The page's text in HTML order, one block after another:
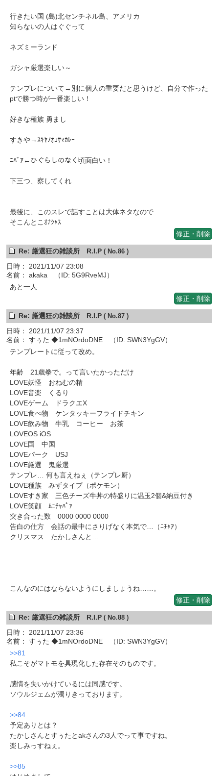
行きたい国 (島)北センチネル島、アメリカ
知らないの人はぐぐって
ネズミーランド
ガシャ厳選楽しい～
テンプレについて→別に個人の重要だと思うけど、自分で作った
ptで勝つ時が一番楽しい！
好きな種族 勇まし
すきや→ｽｷﾔﾉｵｺｻﾏｶﾚｰ
ﾆﾊﾟｱ←ひぐらしのなく頃面白い！
下三つ、察してくれ
最後に、このスレで話すことは大体ネタなので
そこんとこｵﾅｼｬｽ
修正・削除
Re: 厳選狂の雑談所 R.I.P( No.86 )
日時： 2021/11/07 23:08
名前： akaka （ID: 5G9RveMJ）
あと一人
修正・削除
Re: 厳選狂の雑談所 R.I.P( No.87 )
日時： 2021/11/07 23:37
名前： すぅた ◆1mNOrdoDNE （ID: SWN3YgGV）
テンプレートに従って改め。
年齢 21歳拳で。って言いたかっただけ
LOVE妖怪 おねむの精
LOVE音楽 くるり
LOVEゲーム ドラクエX
LOVE食べ物 ケンタッキーフライドチキン
LOVE飲み物 牛乳 コーヒー お茶
LOVEOS iOS
LOVE国 中国
LOVEパーク USJ
LOVE厳選 鬼厳選
テンプレ… 何も言えねぇ（テンプレ厨）
LOVE種族 みずタイプ（ポケモン）
LOVEすき家 三色チーズ牛丼の特盛りに温玉2個&納豆付き
LOVE笑顔 ﾑﾆﾁｬﾊﾟｧ
突き合った数 0000 0000 0000
告白の仕方 会話の最中にさりげなく本気で…（ﾆﾁｬｱ）
クリスマス たかしさんと…
こんなのにはならないようにしましょうね……。
修正・削除
Re: 厳選狂の雑談所 R.I.P( No.88 )
日時： 2021/11/07 23:36
名前： すぅた ◆1mNOrdoDNE （ID: SWN3YgGV）
>>81
私こそがマトモを具現化した存在そのものです。
感情を失いかけているには同感です。
ソウルジェムが濁りきっております。
>>84
予定ありとは？
たかしさんとすぅたとakさんの3人でって事ですね。
楽しみっすねぇ。
>>85